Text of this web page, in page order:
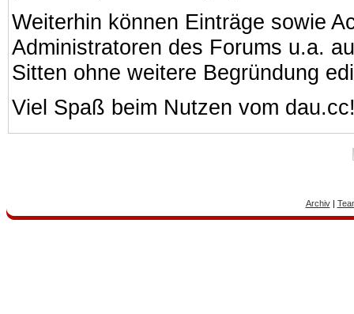
Weiterhin können Einträge sowie
Administratoren des Forums u.a.
Sitten ohne weitere Begründung
Viel Spaß beim Nutzen vom
Archiv|